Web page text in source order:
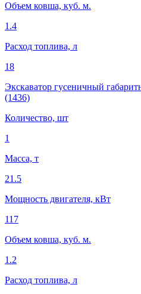
Объем ковша, куб. м.
1.4
Расход топлива, л
18
Экскаватор гусеничный
(1436)
Количество, шт
1
Масса, т
21.5
Мощность двигателя, кВт
117
Объем ковша, куб. м.
1.2
Расход топлива, л